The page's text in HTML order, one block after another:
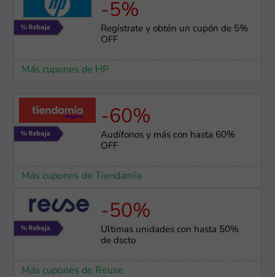
-5%
Regístrate y obtén un cupón de 5%
OFF
Más cupones de HP
-60%
Audífonos y más con hasta 60%
OFF
Más cupones de Tiendamia
-50%
Últimas unidades con hasta 50%
de dscto
Más cupones de Reuse